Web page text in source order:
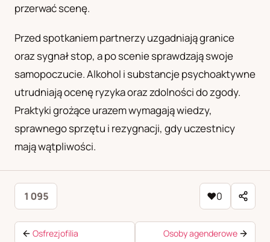
przerwać scenę.
Przed spotkaniem partnerzy uzgadniają granice
oraz sygnał stop, a po scenie sprawdzają swoje
samopoczucie. Alkohol i substancje psychoaktywne
utrudniają ocenę ryzyka oraz zdolności do zgody.
Praktyki grożące urazem wymagają wiedzy,
sprawnego sprzętu i rezygnacji, gdy uczestnicy
mają wątpliwości.
1 095 ♥0
Osfrezjofilia Osoby agenderowe